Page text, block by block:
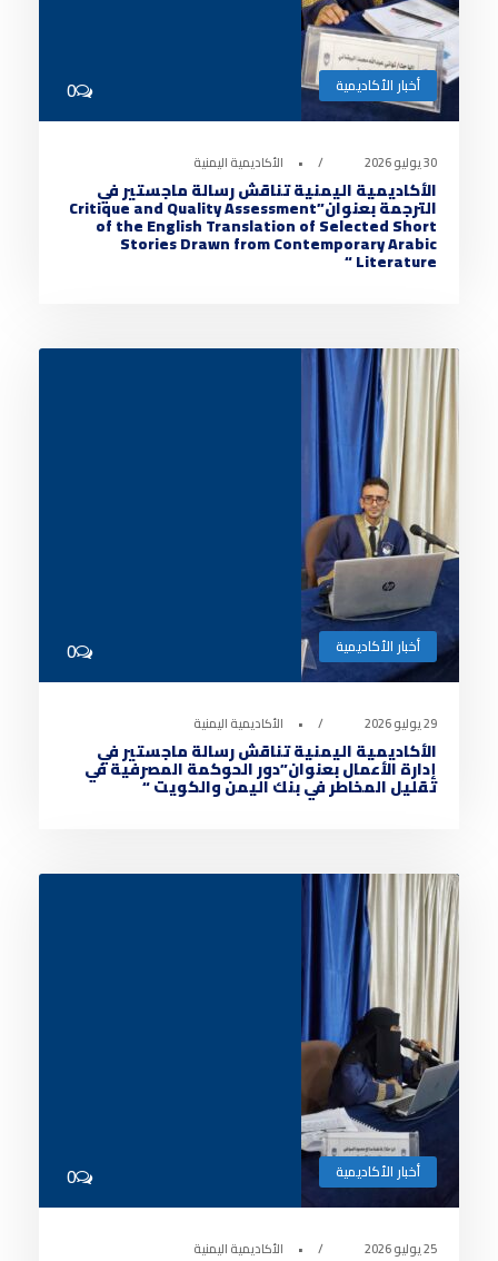
أخبار الأكاديمية 0
30 يوليو 2026 • الأكاديمية اليمنية
الأكاديمية اليمنية تناقش رسالة ماجستير في
الترجمة بعنوان”Critique and Quality Assessment
of the English Translation of Selected Short
Stories Drawn from Contemporary Arabic
Literature “
أخبار الأكاديمية 0
29 يوليو 2026 • الأكاديمية اليمنية
الأكاديمية اليمنية تناقش رسالة ماجستير في
إدارة الأعمال بعنوان”دور الحوكمة المصرفية في
تقليل المخاطر في بنك اليمن والكويت “
أخبار الأكاديمية 0
25 يوليو 2026 • الأكاديمية اليمنية